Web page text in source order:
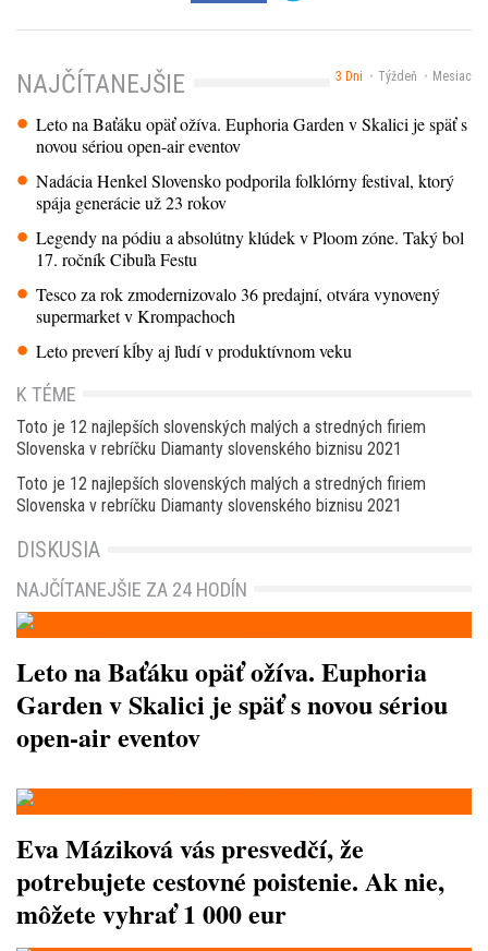
3 Dni Týždeň Mesiac
NAJČÍTANEJŠIE
Leto na Baťáku opäť ožíva. Euphoria Garden v Skalici je späť s
novou sériou open-air eventov
Nadácia Henkel Slovensko podporila folklórny festival, ktorý
spája generácie už 23 rokov
Legendy na pódiu a absolútny klúdek v Ploom zóne. Taký bol
17. ročník Cibuľa Festu
Tesco za rok zmodernizovalo 36 predajní, otvára vynovený
supermarket v Krompachoch
Leto preverí kĺby aj ľudí v produktívnom veku
K TÉME
Toto je 12 najlepších slovenských malých a stredných firiem
Slovenska v rebríčku Diamanty slovenského biznisu 2021
Toto je 12 najlepších slovenských malých a stredných firiem
Slovenska v rebríčku Diamanty slovenského biznisu 2021
DISKUSIA
NAJČÍTANEJŠIE ZA 24 HODÍN
Leto na Baťáku opäť ožíva. Euphoria
Garden v Skalici je späť s novou sériou
open-air eventov
Eva Máziková vás presvedčí, že
potrebujete cestovné poistenie. Ak nie,
môžete vyhrať 1 000 eur